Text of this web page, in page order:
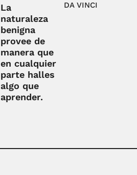
La
naturaleza
benigna
provee de
manera que
en cualquier
parte halles
algo que
aprender.
DA VINCI